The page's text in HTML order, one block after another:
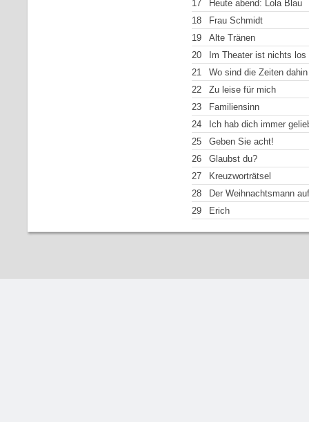
17
Heute abend: Lola Blau
18
Frau Schmidt
19
Alte Tränen
20
Im Theater ist nichts los
21
Wo sind die Zeiten dahin
22
Zu leise für mich
23
Familiensinn
24
Ich hab dich immer
25
Geben Sie acht!
26
Glaubst du?
27
Kreuzworträtsel
28
Der Weihnachtsmann
29
Erich